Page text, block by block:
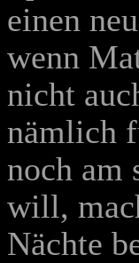
einen
wenn
nicht
nämlich
noch am
will,
Nächte